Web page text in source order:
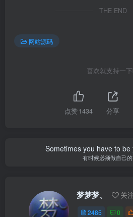
THE END
网站源码
喜欢就支持一
点赞1434 分享
Sometimes you have to
有时候必须做自己
梦梦梦、 关
2485 0